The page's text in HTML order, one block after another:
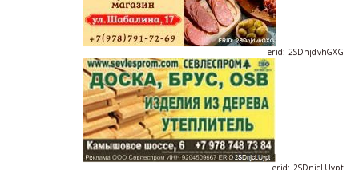
erid: 2SDnjdvhGXG